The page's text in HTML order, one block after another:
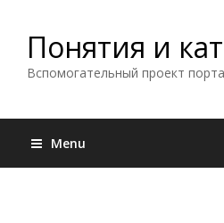
Понятия и
Вспомогательный проект
Menu